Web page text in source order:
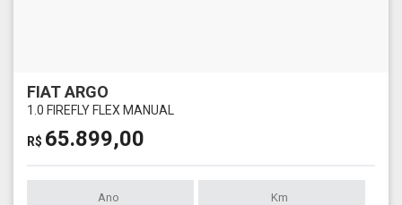
FIAT ARGO
1.0 FIREFLY FLEX MANUAL
R$ 65.899,00
Ano Km